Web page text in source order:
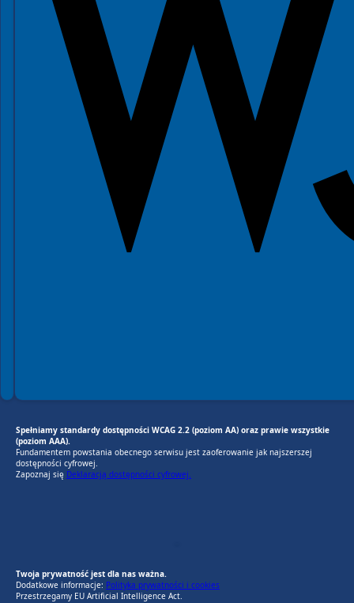
Spełniamy standardy dostępności WCAG 2.2 (poziom AA) oraz prawie wszystkie
(poziom AAA).
Fundamentem powstania obecnego serwisu jest zaoferowanie jak najszerszej
dostępności cyfrowej.
Zapoznaj się Deklaracją dostępności cyfrowej.
Twoja prywatność jest dla nas ważna.
Dodatkowe informacje: Polityka prywatności i cookies
Przestrzegamy EU Artificial Intelligence Act.